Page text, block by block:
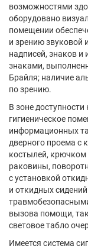
возможностями
оборудовано
помещении
и зрению звуковой
надписей, знаков и
знаками,
Брайля; наличие
по зрению.
В зоне
гигиеническое
информационных
дверного проема с
костылей,
раковины,
с установкой
и откидных
вызова помощи,
световое табло
Имеется система